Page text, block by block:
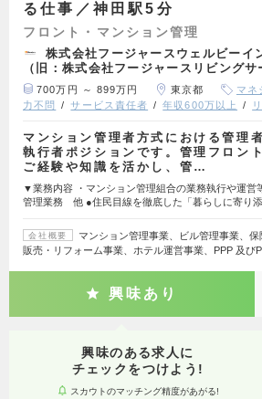
る仕事／神田駅5分
フロント・マンション管理
株式会社フージャースウェルビーイ
（旧：株式会社フージャースリビングサ
700万円 ～ 899万円 東京都 マネ
力不問
サービス責任者 年収600万以上
マンション管理者方式における管理
執行者ポジションです。管理フロン
ご経験や知識を活かし、管…
▼業務内容 ・マンション管理組合の業務執行や運営
管理業務 他 ●住民目線を徹底した「暮らしに寄り
会社概要
マンション管理事業、ビル管理事業、
販売・リフォーム事業、ホテル運営事業、PPP 及び
興味あり
興味のある求人に
チェックをつけよう!
スカウトのマッチング精度があがる!